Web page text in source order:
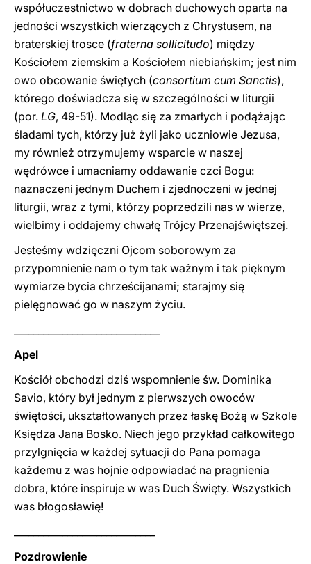
współuczestnictwo w dobrach duchowych oparta na
jedności wszystkich wierzących z Chrystusem, na
braterskiej trosce (fraterna sollicitudo) między
Kościołem ziemskim a Kościołem niebiańskim; jest nim
owo obcowanie świętych (consortium cum Sanctis),
którego doświadcza się w szczególności w liturgii
(por. LG, 49-51). Modląc się za zmarłych i podążając
śladami tych, którzy już żyli jako uczniowie Jezusa,
my również otrzymujemy wsparcie w naszej
wędrówce i umacniamy oddawanie czci Bogu:
naznaczeni jednym Duchem i zjednoczeni w jednej
liturgii, wraz z tymi, którzy poprzedzili nas w wierze,
wielbimy i oddajemy chwałę Trójcy Przenajświętszej.
Jesteśmy wdzięczni Ojcom soborowym za
przypomnienie nam o tym tak ważnym i tak pięknym
wymiarze bycia chrześcijanami; starajmy się
pielęgnować go w naszym życiu.
Apel
Kościół obchodzi dziś wspomnienie św. Dominika
Savio, który był jednym z pierwszych owoców
świętości, ukształtowanych przez łaskę Bożą w Szkole
Księdza Jana Bosko. Niech jego przykład całkowitego
przylgnięcia w każdej sytuacji do Pana pomaga
każdemu z was hojnie odpowiadać na pragnienia
dobra, które inspiruje w was Duch Święty. Wszystkich
was błogosławię!
Pozdrowienie